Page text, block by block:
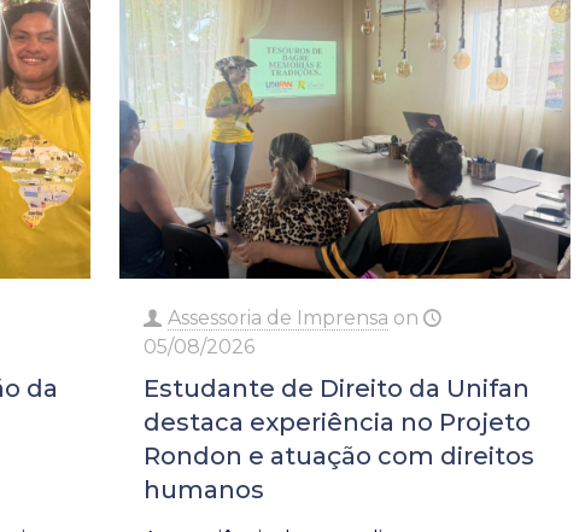
da
Assessoria de Imprensa on
05/08/2026
Estudante de Direito da Unifan
destaca experiência no Projeto
Rondon e atuação com direitos
humanos